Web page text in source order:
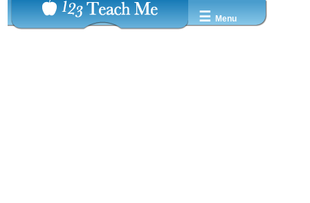
☰ Menu